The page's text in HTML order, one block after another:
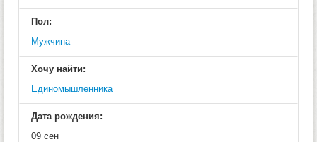
Пол:
Мужчина
Хочу найти:
Единомышленника
Дата рождения:
09 сен